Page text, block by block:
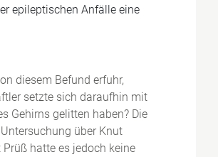
epileptischen Anfälle eine
diesem Befund erfuhr,
setzte sich daraufhin mit
Gehirns gelitten haben? Die
über Knut
hatte es jedoch keine